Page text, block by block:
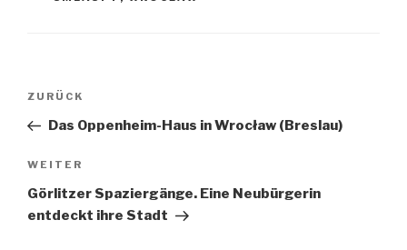
Vorheriger
Beitrag
ZURÜCK
Das Oppenheim-Haus in Wrocław (Breslau)
Nächster
Beitrag
WEITER
Görlitzer Spaziergänge. Eine Neubürgerin
entdeckt ihre Stadt